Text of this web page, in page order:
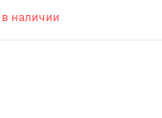
в наличии